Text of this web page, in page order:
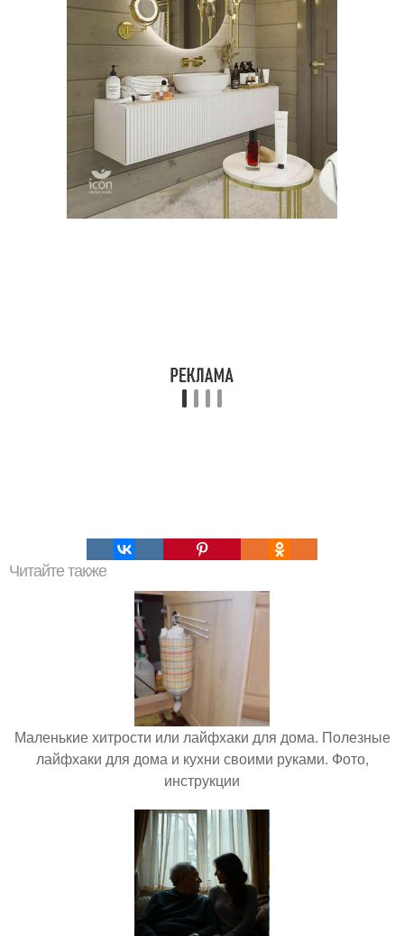
Читайте также
Маленькие хитрости или лайфхаки для дома. Полезные
лайфхаки для дома и кухни своими руками. Фото,
инструкции